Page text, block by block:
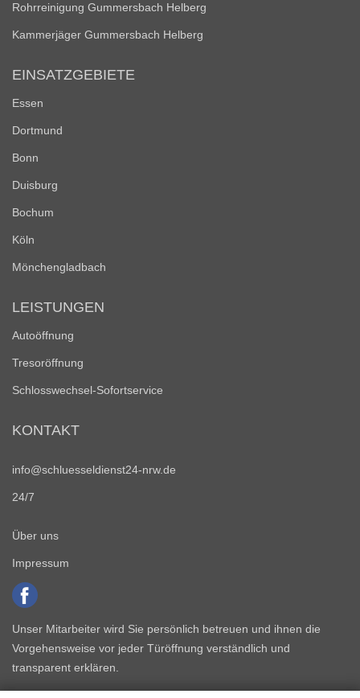
Rohrreinigung Gummersbach Helberg
Kammerjäger Gummersbach Helberg
EINSATZGEBIETE
Essen
Dortmund
Bonn
Duisburg
Bochum
Köln
Mönchengladbach
LEISTUNGEN
Autoöffnung
Tresoröffnung
Schlosswechsel-Sofortservice
KONTAKT
info@schluesseldienst24-nrw.de
24/7
Über uns
Impressum
Unser Mitarbeiter wird Sie persönlich betreuen und ihnen die
Vorgehensweise vor jeder Türöffnung verständlich und
transparent erklären.